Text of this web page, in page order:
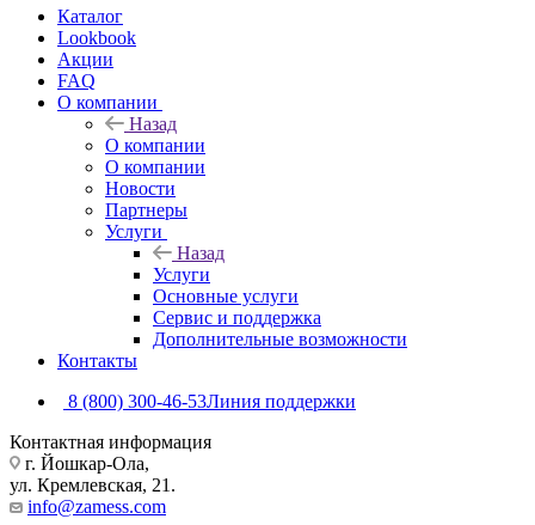
Каталог
Lookbook
Акции
FAQ
О компании
Назад
О компании
О компании
Новости
Партнеры
Услуги
Назад
Услуги
Основные услуги
Сервис и поддержка
Дополнительные возможности
Контакты
8 (800) 300-46-53Линия поддержки
Контактная информация
г. Йошкар-Ола,
ул. Кремлевская, 21.
info@zamess.com